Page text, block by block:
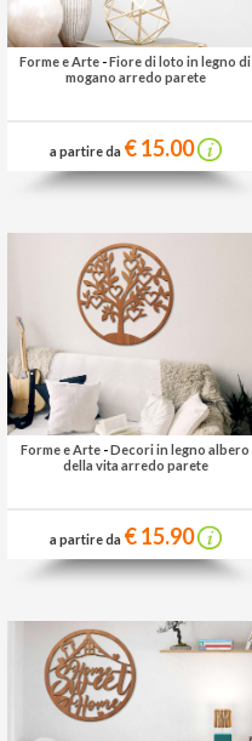
Forme e Arte -Fiore di loto in legno di
mogano arredo parete
a partire da € 15.00
Forme e Arte -Decori in legno albero
della vita arredo parete
a partire da € 15.90